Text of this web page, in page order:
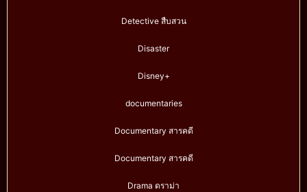
Detective สืบสวน
Disaster
Disney+
documentaries
Documentary สารคดี
Documentary สารคดี
Drama ดราม่า